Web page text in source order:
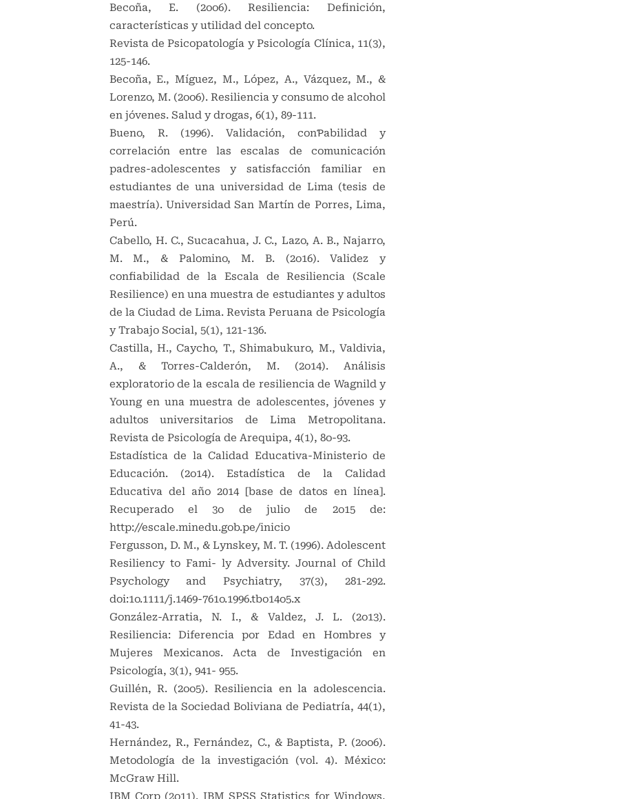
Becoña, E. (2oo6). Resiliencia: Definición,
características y utilidad del concepto.
Revista de Psicopatología y Psicología Clínica, 11(3),
125-146.
Becoña, E., Míguez, M., López, A., Vázquez, M., &
Lorenzo, M. (2oo6). Resiliencia y consumo de alcohol
en jóvenes. Salud y drogas, 6(1), 89-111.
Bueno, R. (1996). Validación, conƤabilidad y
correlación entre las escalas de comunicación
padres-adolescentes y satisfacción familiar en
estudiantes de una universidad de Lima (tesis de
maestría). Universidad San Martín de Porres, Lima,
Perú.
Cabello, H. C., Sucacahua, J. C., Lazo, A. B., Najarro,
M. M., & Palomino, M. B. (2o16). Validez y
confiabilidad de la Escala de Resiliencia (Scale
Resilience) en una muestra de estudiantes y adultos
de la Ciudad de Lima. Revista Peruana de Psicología
y Trabajo Social, 5(1), 121-136.
Castilla, H., Caycho, T., Shimabukuro, M., Valdivia,
A., & Torres-Calderón, M. (2o14). Análisis
exploratorio de la escala de resiliencia de Wagnild y
Young en una muestra de adolescentes, jóvenes y
adultos universitarios de Lima Metropolitana.
Revista de Psicología de Arequipa, 4(1), 8o-93.
Estadística de la Calidad Educativa-Ministerio de
Educación. (2o14). Estadística de la Calidad
Educativa del año 2014 [base de datos en línea].
Recuperado el 3o de julio de 2o15 de:
http://escale.minedu.gob.pe/inicio
Fergusson, D. M., & Lynskey, M. T. (1996). Adolescent
Resiliency to Fami- ly Adversity. Journal of Child
Psychology and Psychiatry, 37(3), 281-292.
doi:1o.1111/j.1469-761o.1996.tbo14o5.x
González-Arratia, N. I., & Valdez, J. L. (2o13).
Resiliencia: Diferencia por Edad en Hombres y
Mujeres Mexicanos. Acta de Investigación en
Psicología, 3(1), 941- 955.
Guillén, R. (2oo5). Resiliencia en la adolescencia.
Revista de la Sociedad Boliviana de Pediatría, 44(1),
41-43.
Hernández, R., Fernández, C., & Baptista, P. (2oo6).
Metodología de la investigación (vol. 4). México:
McGraw Hill.
IBM Corp (2o11). IBM SPSS Statistics for Windows,